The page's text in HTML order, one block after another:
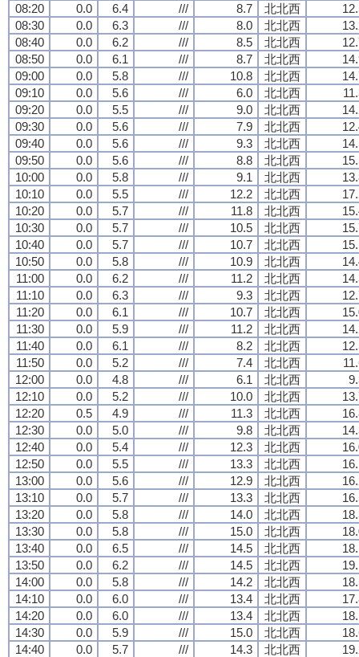
08:20
0.0 6.4 /// 8.7 北北西
08:30
0.0 6.3 /// 8.0 北北西
08:40
0.0 6.2 /// 8.5 北北西
08:50
0.0 6.1 /// 8.7 北北西
09:00
0.0 5.8 /// 10.8 北北西
09:10
0.0 5.6 /// 6.0 北北西
09:20
0.0 5.5 /// 9.0 北北西
09:30
0.0 5.6 /// 7.9 北北西
09:40
0.0 5.6 /// 9.3 北北西
09:50
0.0 5.6 /// 8.8 北北西
10:00
0.0 5.8 /// 9.1 北北西
10:10
0.0 5.5 /// 12.2 北北西
10:20
0.0 5.7 /// 11.8 北北西
10:30
0.0 5.7 /// 10.5 北北西
10:40
0.0 5.7 /// 10.7 北北西
10:50
0.0 5.8 /// 10.9 北北西
11:00
0.0 6.2 /// 11.2 北北西
11:10
0.0 6.3 /// 9.3 北北西
11:20
0.0 6.1 /// 10.7 北北西
11:30
0.0 5.9 /// 11.2 北北西
11:40
0.0 6.1 /// 8.2 北北西
11:50
0.0 5.2 /// 7.4 北北西
12:00
0.0 4.8 /// 6.1 北北西
12:10
0.0 5.2 /// 10.0 北北西
12:20
0.5 4.9 /// 11.3 北北西
12:30
0.0 5.0 /// 9.8 北北西
12:40
0.0 5.4 /// 12.3 北北西
12:50
0.0 5.5 /// 13.3 北北西
13:00
0.0 5.6 /// 12.9 北北西
13:10
0.0 5.7 /// 13.3 北北西
13:20
0.0 5.8 /// 14.0 北北西
13:30
0.0 5.8 /// 15.0 北北西
13:40
0.0 6.5 /// 14.5 北北西
13:50
0.0 6.2 /// 14.5 北北西
14:00
0.0 5.8 /// 14.2 北北西
14:10
0.0 6.0 /// 13.4 北北西
14:20
0.0 6.0 /// 13.4 北北西
14:30
0.0 5.9 /// 15.0 北北西
14:40
0.0 5.7 /// 14.3 北北西